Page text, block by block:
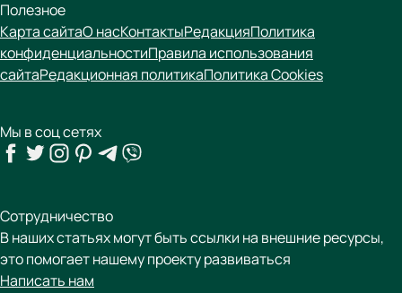
Полезное
Карта сайтаО насКонтактыРедакцияПолитика
конфиденциальностиПравила использования
сайтаРедакционная политикаПолитика Cookies
Мы в соц сетях
Сотрудничество
В наших статьях могут быть ссылки на внешние ресурсы,
это помогает нашему проекту развиваться
Написать нам